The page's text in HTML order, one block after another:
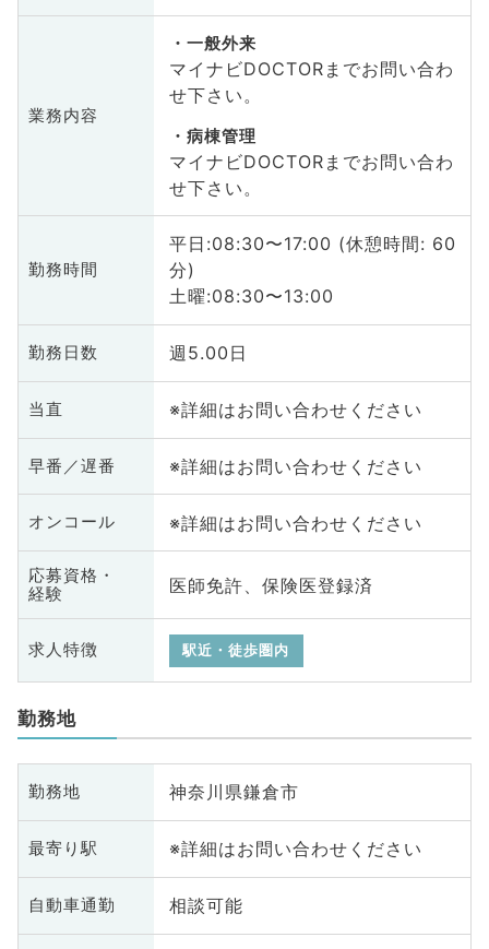
業務内容
一般外来
マイナビDOCTORまでお問い合わ
せ下さい。
病棟管理
マイナビDOCTORまでお問い合わ
せ下さい。
勤務時間
平日:08:30〜17:00 (休憩時間: 60
分)
土曜:08:30〜13:00
勤務日数 週5.00日
当直 ※詳細はお問い合わせください
早番／遅番 ※詳細はお問い合わせください
オンコール ※詳細はお問い合わせください
応募資格・
経験
医師免許、保険医登録済
求人特徴 駅近・徒歩圏内
勤務地
勤務地 神奈川県鎌倉市
最寄り駅 ※詳細はお問い合わせください
自動車通勤 相談可能